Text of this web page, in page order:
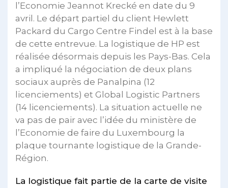
l’Economie Jeannot Krecké en date du 9
avril. Le départ partiel du client Hewlett
Packard du Cargo Centre Findel est à la base
de cette entrevue. La logistique de HP est
réalisée désormais depuis les Pays-Bas. Cela
a impliqué la négociation de deux plans
sociaux auprès de Panalpina (12
licenciements) et Global Logistic Partners
(14 licenciements). La situation actuelle ne
va pas de pair avec l’idée du ministère de
l’Economie de faire du Luxembourg la
plaque tournante logistique de la Grande-
Région.
La logistique fait partie de la carte de visite